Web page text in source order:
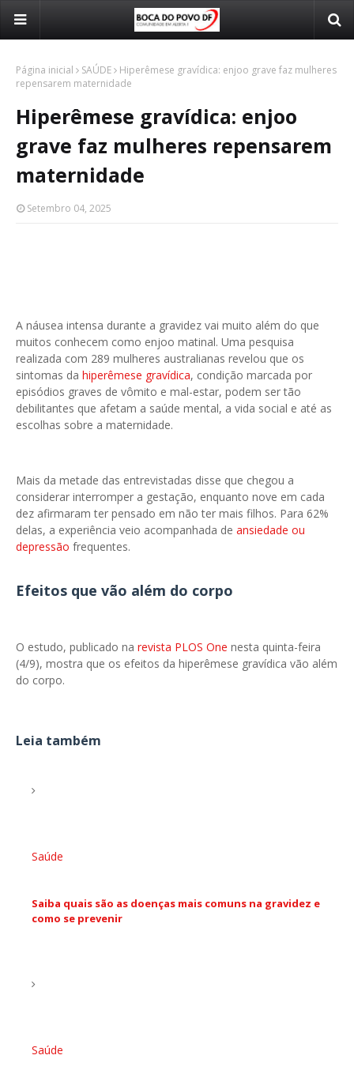
Página inicial SAÚDE
Hiperêmese gravídica: enjoo grave faz mulheres
repensarem maternidade
Hiperêmese gravídica: enjoo
grave faz mulheres repensarem
maternidade
Setembro 04, 2025
A náusea intensa durante a gravidez vai muito além do que
muitos conhecem como enjoo matinal. Uma pesquisa
realizada com 289 mulheres australianas revelou que os
sintomas da hiperêmese gravídica, condição marcada por
episódios graves de vômito e mal-estar, podem ser tão
debilitantes que afetam a saúde mental, a vida social e até as
escolhas sobre a maternidade.
Mais da metade das entrevistadas disse que chegou a
considerar interromper a gestação, enquanto nove em cada
dez afirmaram ter pensado em não ter mais filhos. Para 62%
delas, a experiência veio acompanhada de ansiedade ou
depressão frequentes.
Efeitos que vão além do corpo
O estudo, publicado na revista PLOS One nesta quinta-feira
(4/9), mostra que os efeitos da hiperêmese gravídica vão além
do corpo.
Leia também
Saúde
Saiba quais são as doenças mais comuns na gravidez e
como se prevenir
Saúde